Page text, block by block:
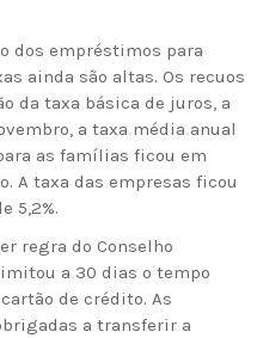
dos empréstimos para
ainda são altas. Os recuos
da taxa básica de juros, a
a taxa média anual
as famílias ficou em
A taxa das empresas ficou
5,2%.
regra do Conselho
a 30 dias o tempo
de crédito. As
a transferir a